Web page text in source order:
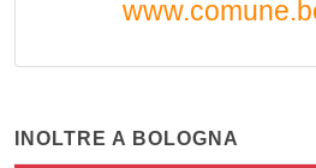
INOLTRE A BOLOGNA